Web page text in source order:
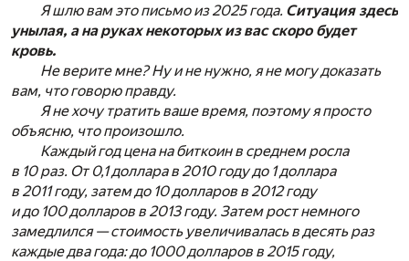
Я шлю вам это письмо из 2025 года. Ситуация здесь
унылая, а на руках некоторых из вас скоро будет
кровь.
Не верите мне? Ну и не нужно, я не могу доказать
вам, что говорю правду.
Я не хочу тратить ваше время, поэтому я просто
объясню, что произошло.
Каждый год цена на биткоин в среднем росла
в 10 раз. От 0,1 доллара в 2010 году до 1 доллара
в 2011 году, затем до 10 долларов в 2012 году
и до 100 долларов в 2013 году. Затем рост немного
замедлился — стоимость увеличивалась в десять раз
каждые два года: до 1000 долларов в 2015 году,